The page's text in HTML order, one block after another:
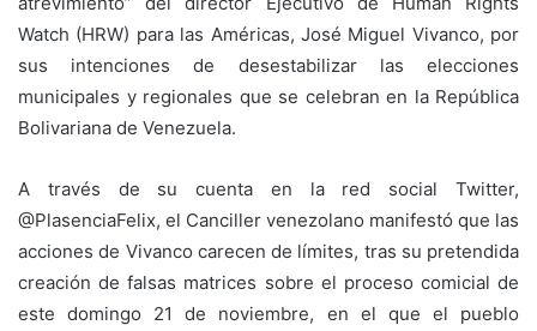
Watch (HRW) para las Américas, José Miguel Vivanco, por
sus intenciones de desestabilizar las elecciones
municipales y regionales que se celebran en la República
Bolivariana de Venezuela.
A través de su cuenta en la red social Twitter,
@PlasenciaFelix, el Canciller venezolano manifestó que las
acciones de Vivanco carecen de límites, tras su pretendida
creación de falsas matrices sobre el proceso comicial de
este domingo 21 de noviembre, en el que el pueblo